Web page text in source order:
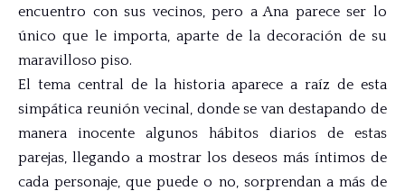
encuentro con sus vecinos, pero a Ana parece ser lo
único que le importa, aparte de la decoración de su
maravilloso piso.
El tema central de la historia aparece a raíz de esta
simpática reunión vecinal, donde se van destapando de
manera inocente algunos hábitos diarios de estas
parejas, llegando a mostrar los deseos más íntimos de
cada personaje, que puede o no, sorprendan a más de